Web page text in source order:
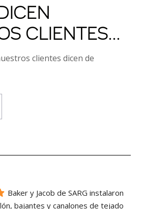
CLIENTES...
clientes dicen de
Baker y Jacob de SARG instalaron
bajantes y canalones de tejado